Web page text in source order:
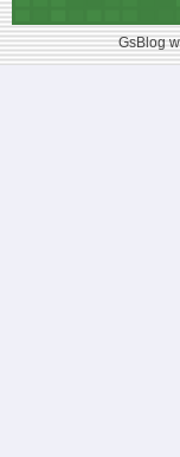
GsBlog